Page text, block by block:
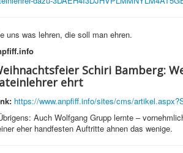
uns was lehren, die soll man ehren.
Schiri Bamberg:
ehrt
https://www.anpfiff.info/sites/cms/
Auch Wolfgang Grupp lernte –
eher handfesten Auftritte ahnen das wenige.